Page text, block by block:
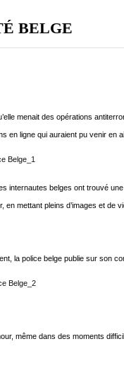
BELGE
menait des opérations
en ligne qui auraient pu venir en
internautes belges ont trouvé
en mettant pleins d’images et de
la police belge publie sur son
même dans des moments